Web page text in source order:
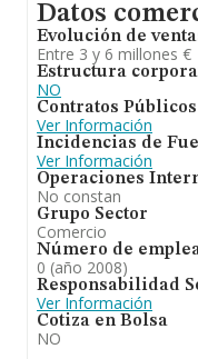
Datos
Evolución de
Entre 3 y 6 millones €
Estructura
NO
Contratos
Ver Información
Incidencias de
Ver Información
Operaciones
No constan
Grupo Sector
Comercio
Número de
0 (año 2008)
Responsabilidad
Ver Información
Cotiza en Bolsa
NO